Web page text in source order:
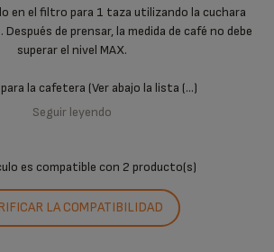
en el filtro para 1 taza utilizando la cuchara
de prensar, la medida de café no debe
superar el nivel MAX.
la cafetera (Ver abajo la lista (...)
Seguir leyendo
es compatible con 2 producto(s)
LA COMPATIBILIDAD